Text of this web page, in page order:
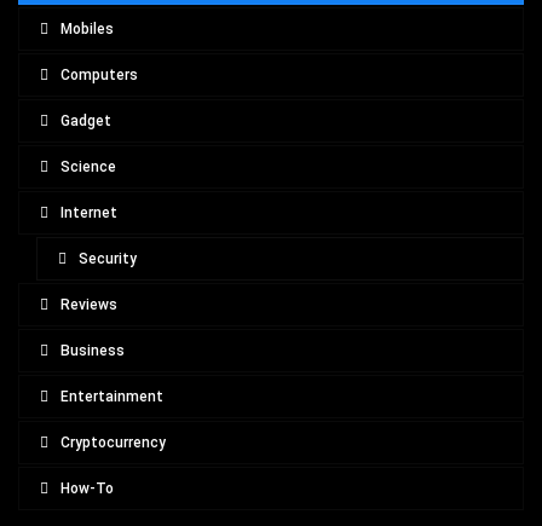
Mobiles
Computers
Gadget
Science
Internet
Security
Reviews
Business
Entertainment
Cryptocurrency
How-To